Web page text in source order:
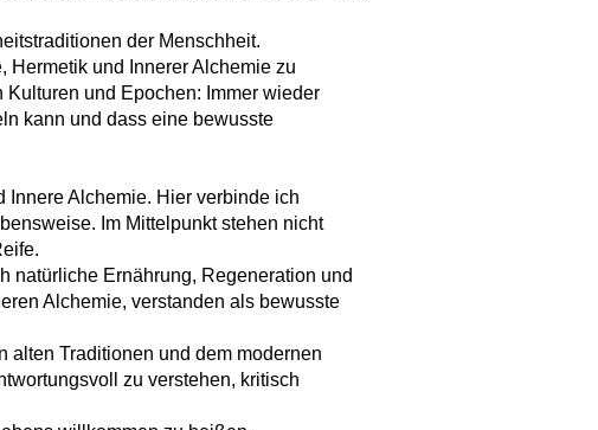
der Menschheit.
Hermetik und Innerer Alchemie zu
und Epochen: Immer wieder
kann und dass eine bewusste
Innere Alchemie. Hier verbinde ich
Im Mittelpunkt stehen nicht
natürliche Ernährung, Regeneration und
Alchemie, verstanden als bewusste
alten Traditionen und dem modernen
zu verstehen, kritisch